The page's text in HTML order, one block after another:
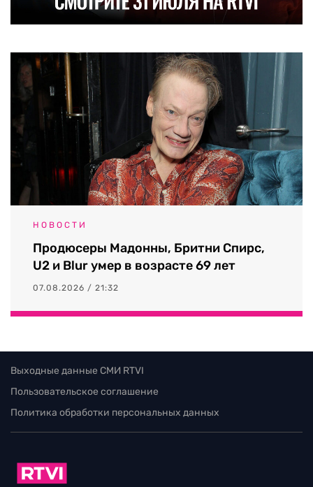
НОВОСТИ
Продюсеры Мадонны, Бритни Спирс,
U2 и Blur умер в возрасте 69 лет
07.08.2026 / 21:32
Выходные данные СМИ RTVI
Пользовательское соглашение
Политика обработки персональных данных